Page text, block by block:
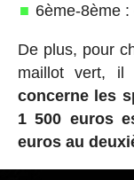
6ème-8ème
De plus, pour
maillot vert,
concerne les
1 500 euros
euros au